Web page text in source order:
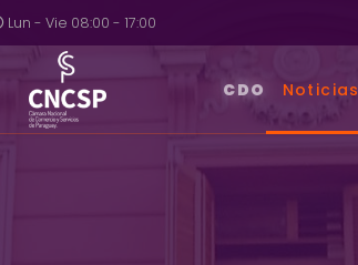
Lun - Vie 08:00 - 17:00
CDO Noticias